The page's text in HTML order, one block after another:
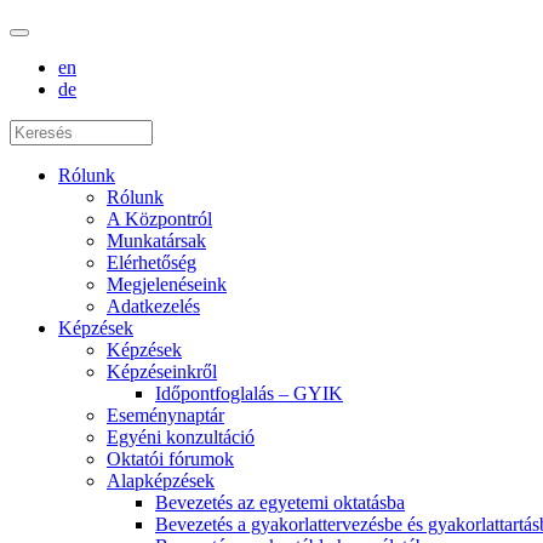
en
de
Rólunk
Rólunk
A Központról
Munkatársak
Elérhetőség
Megjelenéseink
Adatkezelés
Képzések
Képzések
Képzéseinkről
Időpontfoglalás – GYIK
Eseménynaptár
Egyéni konzultáció
Oktatói fórumok
Alapképzések
Bevezetés az egyetemi oktatásba
Bevezetés a gyakorlattervezésbe és